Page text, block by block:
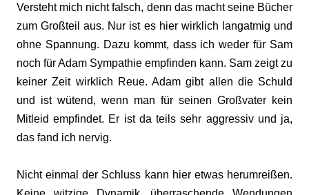
Versteht mich nicht falsch, denn das macht seine Bücher
zum Großteil aus. Nur ist es hier wirklich langatmig und
ohne Spannung. Dazu kommt, dass ich weder für Sam
noch für Adam Sympathie empfinden kann. Sam zeigt zu
keiner Zeit wirklich Reue. Adam gibt allen die Schuld
und ist wütend, wenn man für seinen Großvater kein
Mitleid empfindet. Er ist da teils sehr aggressiv und ja,
das fand ich nervig.
Nicht einmal der Schluss kann hier etwas herumreißen.